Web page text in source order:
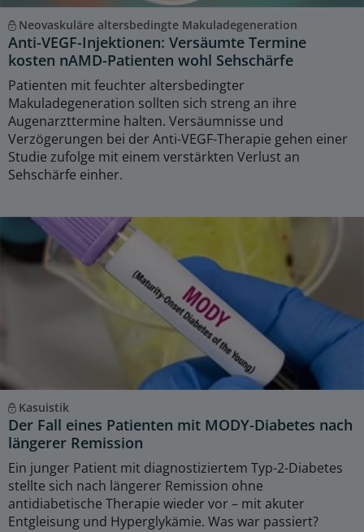
Neovaskuläre altersbedingte Makuladegeneration
Anti-VEGF-Injektionen: Versäumte Termine
kosten nAMD-Patienten wohl Sehschärfe
Patienten mit feuchter altersbedingter
Makuladegeneration sollten sich streng an ihre
Augenarzttermine halten. Versäumnisse und
Verzögerungen bei der Anti-VEGF-Therapie gehen einer
Studie zufolge mit einem verstärkten Verlust an
Sehschärfe einher.
Kasuistik
Der Fall eines Patienten mit MODY-Diabetes nach
längerer Remission
Ein junger Patient mit diagnostiziertem Typ-2-Diabetes
stellte sich nach längerer Remission ohne
antidiabetische Therapie wieder vor – mit akuter
Entgleisung und Hyperglykämie. Was war passiert?